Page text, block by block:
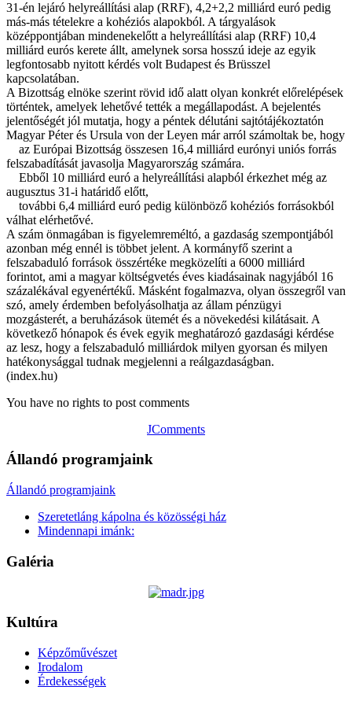
31-én lejáró helyreállítási alap (RRF), 4,2+2,2 milliárd euró pedig
más-más tételekre a kohéziós alapokból. A tárgyalások
középpontjában mindenekelőtt a helyreállítási alap (RRF) 10,4
milliárd eurós kerete állt, amelynek sorsa hosszú ideje az egyik
legfontosabb nyitott kérdés volt Budapest és Brüsszel
kapcsolatában.
A Bizottság elnöke szerint rövid idő alatt olyan konkrét előrelépések
történtek, amelyek lehetővé tették a megállapodást. A bejelentés
jelentőségét jól mutatja, hogy a péntek délutáni sajtótájékoztatón
Magyar Péter és Ursula von der Leyen már arról számoltak be, hogy
az Európai Bizottság összesen 16,4 milliárd eurónyi uniós forrás
felszabadítását javasolja Magyarország számára.
Ebből 10 milliárd euró a helyreállítási alapból érkezhet még az
augusztus 31-i határidő előtt,
további 6,4 milliárd euró pedig különböző kohéziós forrásokból
válhat elérhetővé.
A szám önmagában is figyelemreméltó, a gazdaság szempontjából
azonban még ennél is többet jelent. A kormányfő szerint a
felszabaduló források összértéke megközelíti a 6000 milliárd
forintot, ami a magyar költségvetés éves kiadásainak nagyjából 16
százalékával egyenértékű. Másként fogalmazva, olyan összegről van
szó, amely érdemben befolyásolhatja az állam pénzügyi
mozgásterét, a beruházások ütemét és a növekedési kilátásait. A
következő hónapok és évek egyik meghatározó gazdasági kérdése
az lesz, hogy a felszabaduló milliárdok milyen gyorsan és milyen
hatékonysággal tudnak megjelenni a reálgazdaságban.
(index.hu)
You have no rights to post comments
JComments
Állandó programjaink
Állandó programjaink
Szeretetláng kápolna és közösségi ház
Mindennapi imánk:
Galéria
Kultúra
Képzőművészet
Irodalom
Érdekességek